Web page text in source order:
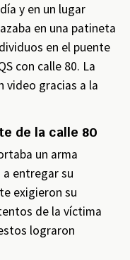
y en un lugar
en una patineta
en el puente
con calle 80. La
video gracias a la
de la calle 80
un arma
entregar su
exigieron su
de la víctima
lograron